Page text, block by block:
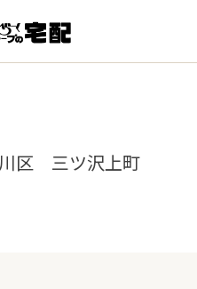
区 三ツ沢上町